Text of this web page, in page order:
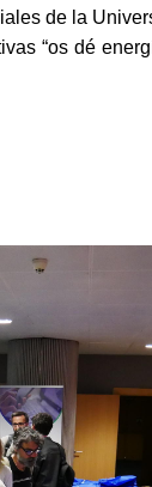
de la
“os dé